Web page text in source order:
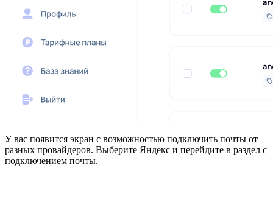
У вас появится экран с возможностью подключить почты от
разных провайдеров. Выберите Яндекс и перейдите в раздел с
подключением почты.